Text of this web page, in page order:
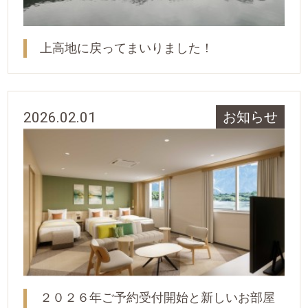
上高地に戻ってまいりました！
2026.02.01 お知らせ
２０２６年ご予約受付開始と新しいお部屋